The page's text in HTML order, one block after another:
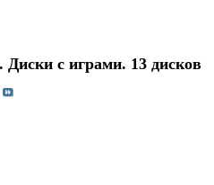
с играми. 13 дисков